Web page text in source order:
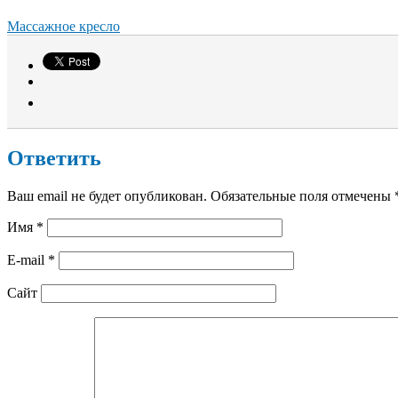
Массажное кресло
Ответить
Ваш email не будет опубликован. Обязательные поля отмечены
Имя *
E-mail *
Сайт